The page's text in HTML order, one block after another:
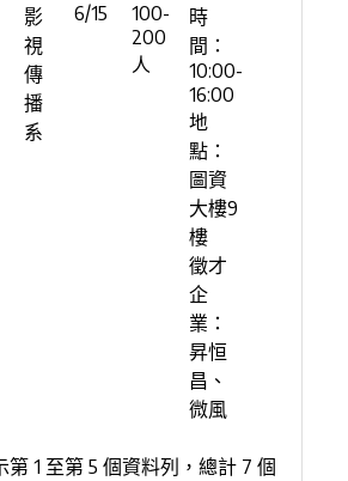
影
視
傳
播
系
6/15
100-
200
人
時
間：
10:00-
16:00
地
點：
圖資
大樓9
樓
徵才
企
業：
昇恒
昌、
微風
第 1 至第 5 個資料列，總計 7 個